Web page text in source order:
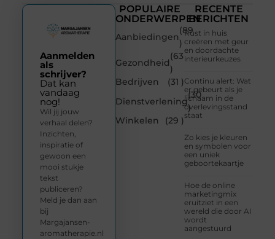
POPULAIRE
ONDERWERPEN
Aanbiedingen
(89
)
Gezondheid
(63
)
Bedrijven
(31 )
Dienstverlening
(30
)
Winkelen
(29 )
RECENTE
BERICHTEN
Rust in huis
creëren met geur
en doordachte
interieurkeuzes
Continu alert: Wat
er gebeurt als je
lichaam in de
overlevingsstand
staat
Zo kies je kleuren
en symbolen voor
een uniek
geboortekaartje
Hoe de online
marketingmix
eruitziet in een
wereld die door AI
wordt
aangestuurd
Aanmelden
als
schrijver?
Dat kan
vandaag
nog!
Wil jij jouw
verhaal delen?
Inzichten,
inspiratie of
gewoon een
mooi stukje
tekst
publiceren?
Meld je dan aan
bij
Margajansen-
aromatherapie.nl